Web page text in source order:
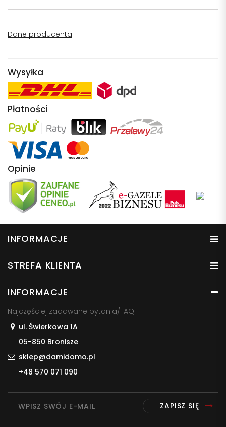
Dane producenta
Wysyłka
Płatności
Opinie
INFORMACJE
STREFA KLIENTA
INFORMACJE
Najczęściej zadawane pytania/FAQ
ul. Świerkowa 1A
05-850 Bronisze
sklep@damidomo.pl
+48 570 071 090
ZAPISZ SIĘ